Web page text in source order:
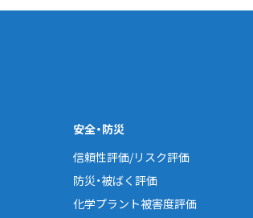
安全・防災
信頼性評価/リスク評価
防災・被ばく評価
化学プラント被害度評価